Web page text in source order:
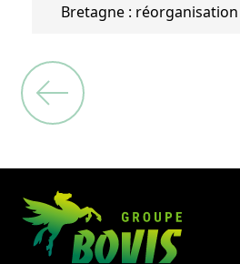
Bretagne : réorganisation